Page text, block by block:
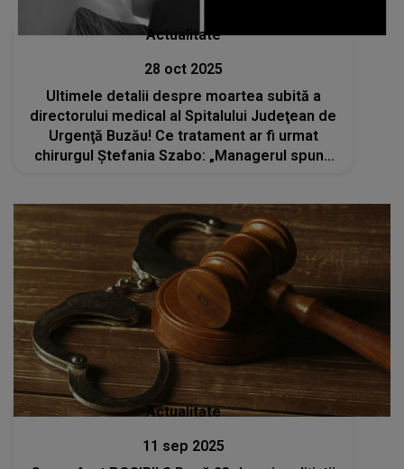
Actualitate
28 oct 2025
Ultimele detalii despre moartea subită a
directorului medical al Spitalului Judeţean de
Urgenţă Buzău! Ce tratament ar fi urmat
chirurgul Ştefania Szabo: „Managerul spune
Actualitate
11 sep 2025